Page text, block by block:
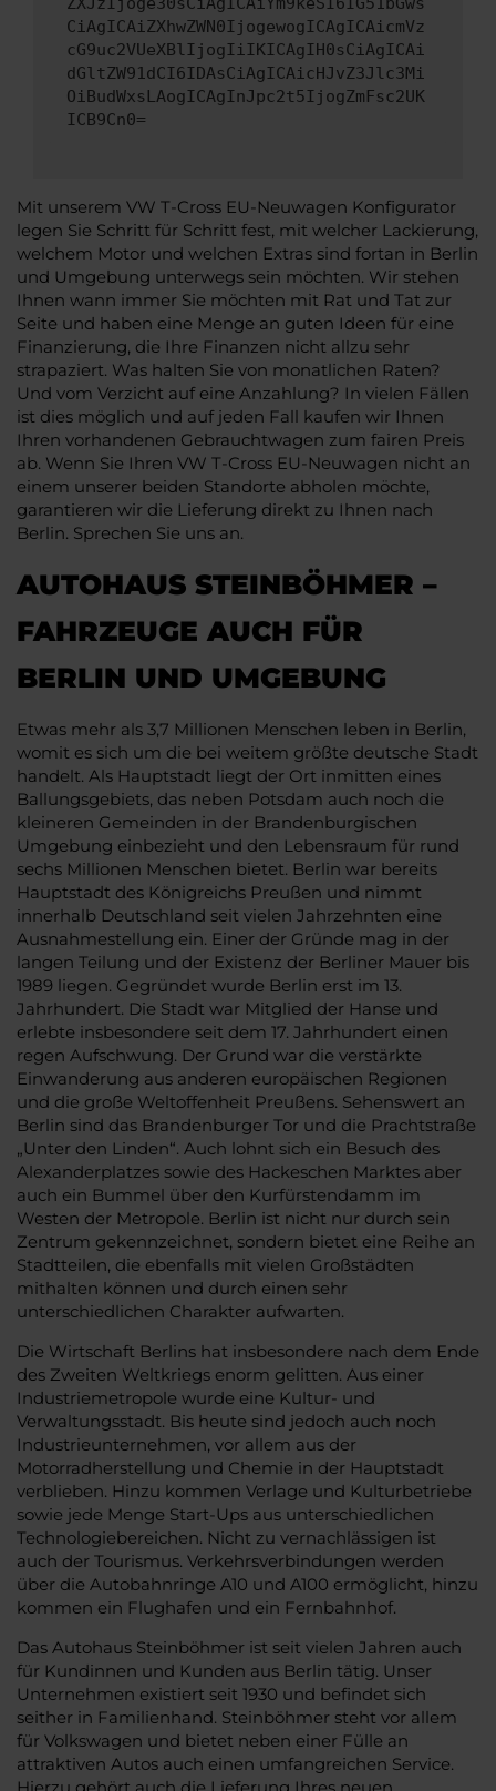
CiAgICAiZXhwZWN0IjogewogICAgICAicmVz
cG9uc2VUeXBlIjogIiIKICAgIH0sCiAgICAi
dGltZW91dCI6IDAsCiAgICAicHJvZ3Jlc3Mi
OiBudWxsLAogICAgInJpc2t5IjogZmFsc2UK
ICB9Cn0=
Mit unserem VW T-Cross EU-Neuwagen Konfigurator
legen Sie Schritt für Schritt fest, mit welcher Lackierung,
welchem Motor und welchen Extras sind fortan in Berlin
und Umgebung unterwegs sein möchten. Wir stehen
Ihnen wann immer Sie möchten mit Rat und Tat zur
Seite und haben eine Menge an guten Ideen für eine
Finanzierung, die Ihre Finanzen nicht allzu sehr
strapaziert. Was halten Sie von monatlichen Raten?
Und vom Verzicht auf eine Anzahlung? In vielen Fällen
ist dies möglich und auf jeden Fall kaufen wir Ihnen
Ihren vorhandenen Gebrauchtwagen zum fairen Preis
ab. Wenn Sie Ihren VW T-Cross EU-Neuwagen nicht an
einem unserer beiden Standorte abholen möchte,
garantieren wir die Lieferung direkt zu Ihnen nach
Berlin. Sprechen Sie uns an.
AUTOHAUS STEINBÖHMER –
FAHRZEUGE AUCH FÜR
BERLIN UND UMGEBUNG
Etwas mehr als 3,7 Millionen Menschen leben in Berlin,
womit es sich um die bei weitem größte deutsche Stadt
handelt. Als Hauptstadt liegt der Ort inmitten eines
Ballungsgebiets, das neben Potsdam auch noch die
kleineren Gemeinden in der Brandenburgischen
Umgebung einbezieht und den Lebensraum für rund
sechs Millionen Menschen bietet. Berlin war bereits
Hauptstadt des Königreichs Preußen und nimmt
innerhalb Deutschland seit vielen Jahrzehnten eine
Ausnahmestellung ein. Einer der Gründe mag in der
langen Teilung und der Existenz der Berliner Mauer bis
1989 liegen. Gegründet wurde Berlin erst im 13.
Jahrhundert. Die Stadt war Mitglied der Hanse und
erlebte insbesondere seit dem 17. Jahrhundert einen
regen Aufschwung. Der Grund war die verstärkte
Einwanderung aus anderen europäischen Regionen
und die große Weltoffenheit Preußens. Sehenswert an
Berlin sind das Brandenburger Tor und die Prachtstraße
„Unter den Linden“. Auch lohnt sich ein Besuch des
Alexanderplatzes sowie des Hackeschen Marktes aber
auch ein Bummel über den Kurfürstendamm im
Westen der Metropole. Berlin ist nicht nur durch sein
Zentrum gekennzeichnet, sondern bietet eine Reihe an
Stadtteilen, die ebenfalls mit vielen Großstädten
mithalten können und durch einen sehr
unterschiedlichen Charakter aufwarten.
Die Wirtschaft Berlins hat insbesondere nach dem Ende
des Zweiten Weltkriegs enorm gelitten. Aus einer
Industriemetropole wurde eine Kultur- und
Verwaltungsstadt. Bis heute sind jedoch auch noch
Industrieunternehmen, vor allem aus der
Motorradherstellung und Chemie in der Hauptstadt
verblieben. Hinzu kommen Verlage und Kulturbetriebe
sowie jede Menge Start-Ups aus unterschiedlichen
Technologiebereichen. Nicht zu vernachlässigen ist
auch der Tourismus. Verkehrsverbindungen werden
über die Autobahnringe A10 und A100 ermöglicht, hinzu
kommen ein Flughafen und ein Fernbahnhof.
Das Autohaus Steinböhmer ist seit vielen Jahren auch
für Kundinnen und Kunden aus Berlin tätig. Unser
Unternehmen existiert seit 1930 und befindet sich
seither in Familienhand. Steinböhmer steht vor allem
für Volkswagen und bietet neben einer Fülle an
attraktiven Autos auch einen umfangreichen Service.
Hierzu gehört auch die Lieferung Ihres neuen